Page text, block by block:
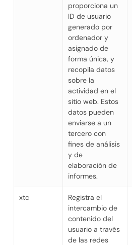
proporciona un
ID de usuario
generado por
ordenador y
asignado de
forma única, y
recopila datos
sobre la
actividad en el
sitio web. Estos
datos pueden
enviarse a un
tercero con
fines de análisis
y de
elaboración de
informes.
xtc
Registra el
intercambio de
contenido del
usuario a través
de las redes